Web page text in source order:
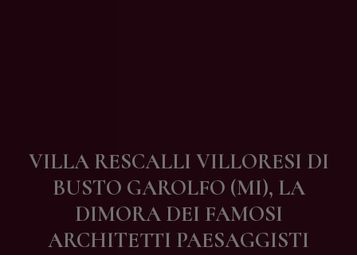
VILLA RESCALLI VILLORESI DI
BUSTO GAROLFO (MI), LA
DIMORA DEI FAMOSI
ARCHITETTI PAESAGGISTI